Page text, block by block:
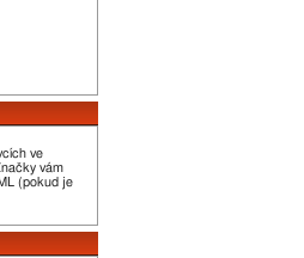
ve
vám
(pokud je